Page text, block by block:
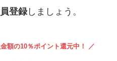
登録しましょう。
額の10％ポイント還元中！ ／